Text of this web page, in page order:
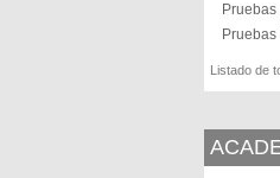
Listado de